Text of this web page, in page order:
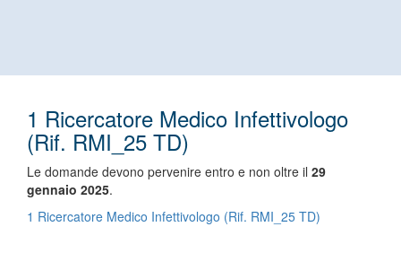
1 Ricercatore Medico Infettivologo
(Rif. RMI_25 TD)
Le domande devono pervenire entro e non oltre il 29
gennaio 2025.
1 Ricercatore Medico Infettivologo (Rif. RMI_25 TD)